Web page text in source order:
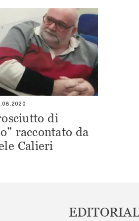
di
raccontato da
Calieri